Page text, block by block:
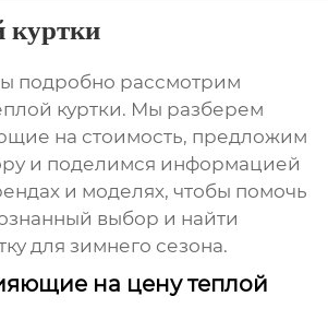
куртки
подробно рассмотрим
куртки. Мы разберем
на стоимость, предложим
и поделимся информацией
и моделях, чтобы помочь
выбор и найти
для зимнего сезона.
на цену теплой